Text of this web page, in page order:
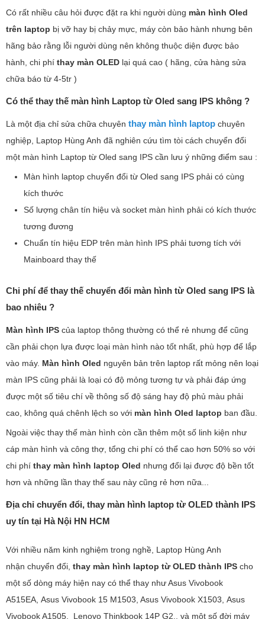
Có rất nhiều câu hỏi được đặt ra khi người dùng màn hình Oled
trên laptop bị vỡ hay bị chảy mực, máy còn bảo hành nhưng bên
hãng bảo rằng lỗi người dùng nên không thuộc diện được bảo
hành, chi phí thay màn OLED lại quá cao ( hãng, cửa hàng sửa
chữa báo từ 4-5tr )
Có thể thay thế màn hình Laptop từ Oled sang IPS không ?
Là một địa chỉ sửa chữa chuyên thay màn hình laptop chuyên
nghiệp, Laptop Hùng Anh đã nghiên cứu tìm tòi cách chuyển đổi
một màn hình Laptop từ Oled sang IPS cần lưu ý những điểm sau :
Màn hình laptop chuyển đổi từ Oled sang IPS phải có cùng
kích thước
Số lượng chân tín hiệu và socket màn hình phải có kích thước
tương đương
Chuẩn tín hiệu EDP trên màn hình IPS phải tương tích với
Mainboard thay thế
Chi phí để thay thế chuyển đổi màn hình từ Oled sang IPS là
bao nhiêu ?
Màn hình IPS của laptop thông thường có thể rẻ nhưng để cũng
cần phải chọn lựa được loại màn hình nào tốt nhất, phù hợp để lắp
vào máy. Màn hình Oled nguyên bản trên laptop rất mỏng nên loại
màn IPS cũng phải là loại có độ mỏng tương tự và phải đáp ứng
được một số tiêu chí về thông số độ sáng hay độ phủ màu phải
cao, không quá chênh lệch so với màn hình Oled laptop ban đầu.
Ngoài việc thay thế màn hình còn cần thêm một số linh kiện như
cáp màn hình và công thợ, tổng chi phí có thể cao hơn 50% so với
chi phí thay màn hình laptop Oled nhưng đổi lại được độ bền tốt
hơn và những lần thay thế sau này cũng rẻ hơn nữa...
Địa chỉ chuyển đổi, thay màn hình laptop từ OLED thành IPS
uy tín tại Hà Nội HN HCM
Với nhiều năm kinh nghiệm trong nghề, Laptop Hùng Anh
nhận chuyển đổi, thay màn hình laptop từ OLED thành IPS cho
một số dòng máy hiện nay có thể thay như Asus Vivobook
A515EA, Asus Vivobook 15 M1503, Asus Vivobook X1503, Asus
Vivobook A1505, Lenovo Thinkbook 14P G2.. và một số đời máy